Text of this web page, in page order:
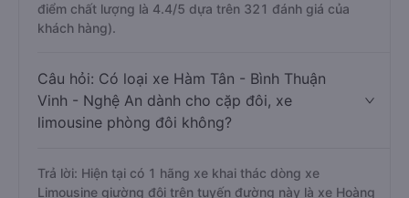
điểm chất lượng là 4.4/5 dựa trên 321 đánh giá của
khách hàng).
Câu hỏi: Có loại xe Hàm Tân - Bình Thuận
Vinh - Nghệ An dành cho cặp đôi, xe
limousine phòng đôi không?
Trả lời: Hiện tại có 1 hãng xe khai thác dòng xe
Limousine giường đôi trên tuyến đường này là xe Hoàng